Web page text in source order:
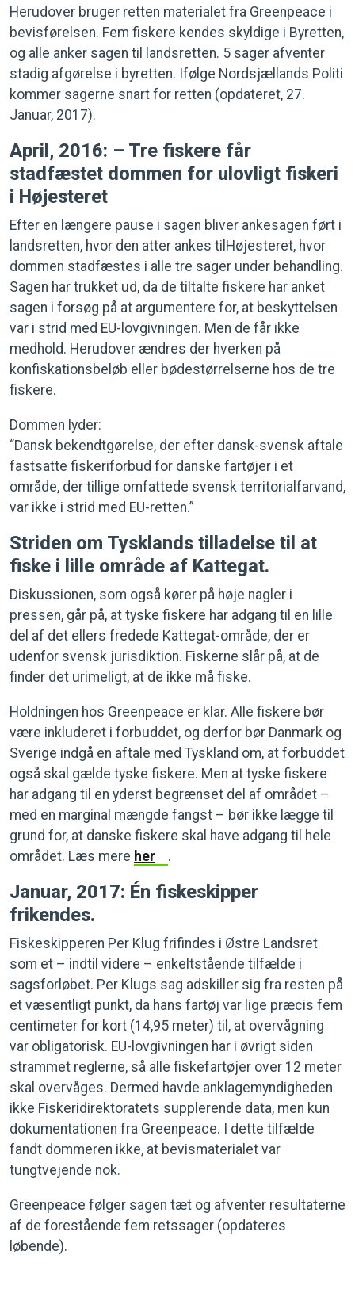
Herudover bruger retten materialet fra Greenpeace i
bevisførelsen. Fem fiskere kendes skyldige i Byretten,
og alle anker sagen til landsretten. 5 sager afventer
stadig afgørelse i byretten. Ifølge Nordsjællands Politi
kommer sagerne snart for retten (opdateret, 27.
Januar, 2017).
April, 2016: – Tre fiskere får
stadfæstet dommen for ulovligt fiskeri
i Højesteret
Efter en længere pause i sagen bliver ankesagen ført i
landsretten, hvor den atter ankes tilHøjesteret, hvor
dommen stadfæstes i alle tre sager under behandling.
Sagen har trukket ud, da de tiltalte fiskere har anket
sagen i forsøg på at argumentere for, at beskyttelsen
var i strid med EU-lovgivningen. Men de får ikke
medhold. Herudover ændres der hverken på
konfiskationsbeløb eller bødestørrelserne hos de tre
fiskere.
Dommen lyder:
“Dansk bekendtgørelse, der efter dansk-svensk aftale
fastsatte fiskeriforbud for danske fartøjer i et
område, der tillige omfattede svensk territorialfarvand,
var ikke i strid med EU-retten.”
Striden om Tysklands tilladelse til at
fiske i lille område af Kattegat.
Diskussionen, som også kører på høje nagler i
pressen, går på, at tyske fiskere har adgang til en lille
del af det ellers fredede Kattegat-område, der er
udenfor svensk jurisdiktion. Fiskerne slår på, at de
finder det urimeligt, at de ikke må fiske.
Holdningen hos Greenpeace er klar. Alle fiskere bør
være inkluderet i forbuddet, og derfor bør Danmark og
Sverige indgå en aftale med Tyskland om, at forbuddet
også skal gælde tyske fiskere. Men at tyske fiskere
har adgang til en yderst begrænset del af området –
med en marginal mængde fangst – bør ikke lægge til
grund for, at danske fiskere skal have adgang til hele
området. Læs mere her .
Januar, 2017: Én fiskeskipper
frikendes.
Fiskeskipperen Per Klug frifindes i Østre Landsret
som et – indtil videre – enkeltstående tilfælde i
sagsforløbet. Per Klugs sag adskiller sig fra resten på
et væsentligt punkt, da hans fartøj var lige præcis fem
centimeter for kort (14,95 meter) til, at overvågning
var obligatorisk. EU-lovgivningen har i øvrigt siden
strammet reglerne, så alle fiskefartøjer over 12 meter
skal overvåges. Dermed havde anklagemyndigheden
ikke Fiskeridirektoratets supplerende data, men kun
dokumentationen fra Greenpeace. I dette tilfælde
fandt dommeren ikke, at bevismaterialet var
tungtvejende nok.
Greenpeace følger sagen tæt og afventer resultaterne
af de forestående fem retssager (opdateres
løbende).